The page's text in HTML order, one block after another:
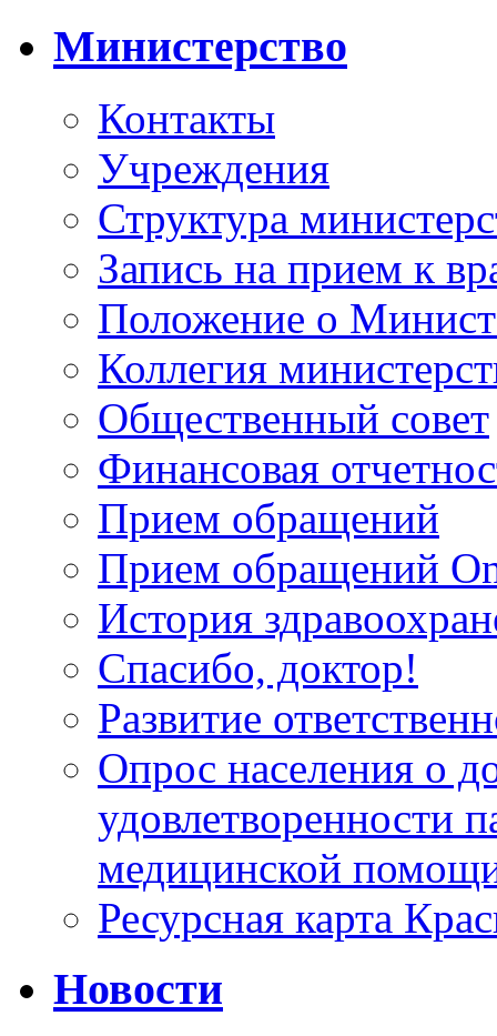
Министерство
Контакты
Учреждения
Структура
Запись на прием к
Положение о
Коллегия
Общественный совет
Финансовая
Прием обращений
Прием обращений
История
Спасибо, доктор!
Развитие
Опрос населения о
удовлетворенности
медицинской
Ресурсная карта
Новости